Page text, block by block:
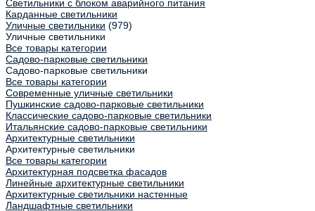
Светильники с блоком аварийного питания
Карданные светильники
Уличные светильники (979)
Уличные светильники
Все товары категории
Садово-парковые светильники
Садово-парковые светильники
Все товары категории
Современные уличные светильники
Пушкинские садово-парковые светильники
Классические садово-парковые светильники
Итальянские садово-парковые светильники
Архитектурные светильники
Архитектурные светильники
Все товары категории
Архитектурная подсветка фасадов
Линейные архитектурные светильники
Архитектурные светильники настенные
Ландшафтные светильники